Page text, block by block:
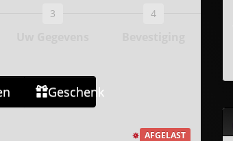
3 4
Geschenk
AFGELAST